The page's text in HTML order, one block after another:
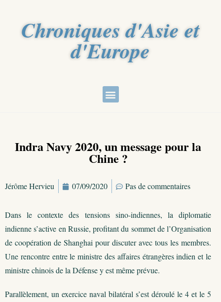
Chroniques d'Asie et
d'Europe
Indra Navy 2020, un message pour la
Chine ?
Jérôme Hervieu 07/09/2020 Pas de commentaires
Dans le contexte des tensions sino-indiennes, la diplomatie
indienne s’active en Russie, profitant du sommet de l’Organisation
de coopération de Shanghai pour discuter avec tous les membres.
Une rencontre entre le ministre des affaires étrangères indien et le
ministre chinois de la Défense y est même prévue.
Parallèlement, un exercice naval bilatéral s’est déroulé le 4 et le 5